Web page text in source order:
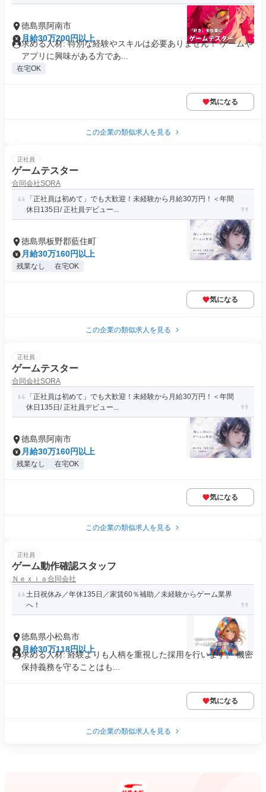
徳島県阿南市
月給30万200円以上
求める人材: 特別な経験やスキルは必要ありません！ ゲームや
アプリに興味がある方であ...
在宅OK
気になる
この企業の類似求人を見る
正社員
ゲームテスター
合同会社SORA
「正社員は初めて」でも大歓迎！未経験から月給30万円！＜年間
休日135日/ 正社員デビュー...
徳島県板野郡藍住町
月給30万160円以上
残業なし 在宅OK
気になる
この企業の類似求人を見る
正社員
ゲームテスター
合同会社SORA
「正社員は初めて」でも大歓迎！未経験から月給30万円！＜年間
休日135日/ 正社員デビュー...
徳島県阿南市
月給30万160円以上
残業なし 在宅OK
気になる
この企業の類似求人を見る
正社員
ゲーム動作確認スタッフ
Ｎｅｘｉａ合同会社
土日祝休み／年休135日／家賃60％補助／未経験からゲーム業界
へ！
徳島県小松島市
月給30万118円以上
求める人材: 経験よりも人柄を重視した採用を行います。 機密
保持義務を守ることはも...
気になる
この企業の類似求人を見る